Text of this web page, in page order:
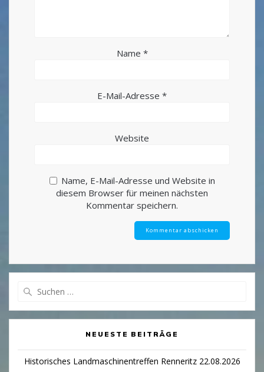
Name *
E-Mail-Adresse *
Website
Name, E-Mail-Adresse und Website in
diesem Browser für meinen nächsten
Kommentar speichern.
NEUESTE BEITRÄGE
Historisches Landmaschinentreffen Renneritz 22.08.2026